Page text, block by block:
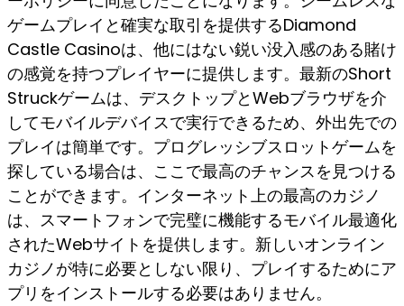
ゲームプレイと確実な取引を提供するDiamond
Castle Casinoは、他にはない鋭い没入感のある賭け
の感覚を持つプレイヤーに提供します。最新のShort
Struckゲームは、デスクトップとWebブラウザを介
してモバイルデバイスで実行できるため、外出先での
プレイは簡単です。プログレッシブスロットゲームを
探している場合は、ここで最高のチャンスを見つける
ことができます。インターネット上の最高のカジノ
は、スマートフォンで完璧に機能するモバイル最適化
されたWebサイトを提供します。新しいオンライン
カジノが特に必要としない限り、プレイするためにア
プリをインストールする必要はありません。